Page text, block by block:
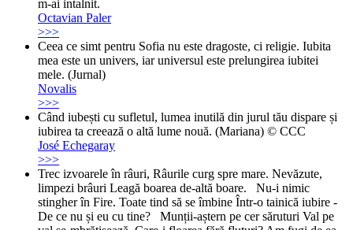
m-ai intalnit.
Octavian Paler
>>>
Ceea ce simt pentru Sofia nu este dragoste, ci religie. Iubita
mea este un univers, iar universul este prelungirea iubitei
mele. (Jurnal)
Novalis
>>>
Când iubești cu sufletul, lumea inutilă din jurul tău dispare și
iubirea ta creează o altă lume nouă. (Mariana) © CCC
José Echegaray
>>>
Trec izvoarele în râuri, Râurile curg spre mare. Nevăzute,
limpezi brâuri Leagă boarea de-altă boare. Nu-i nimic
stingher în Fire. Toate tind să se îmbine Într-o tainică iubire -
De ce nu și eu cu tine? Munții-aștern pe cer săruturi Val pe